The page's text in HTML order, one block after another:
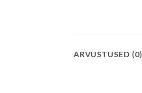
ARVUSTUSED (0)